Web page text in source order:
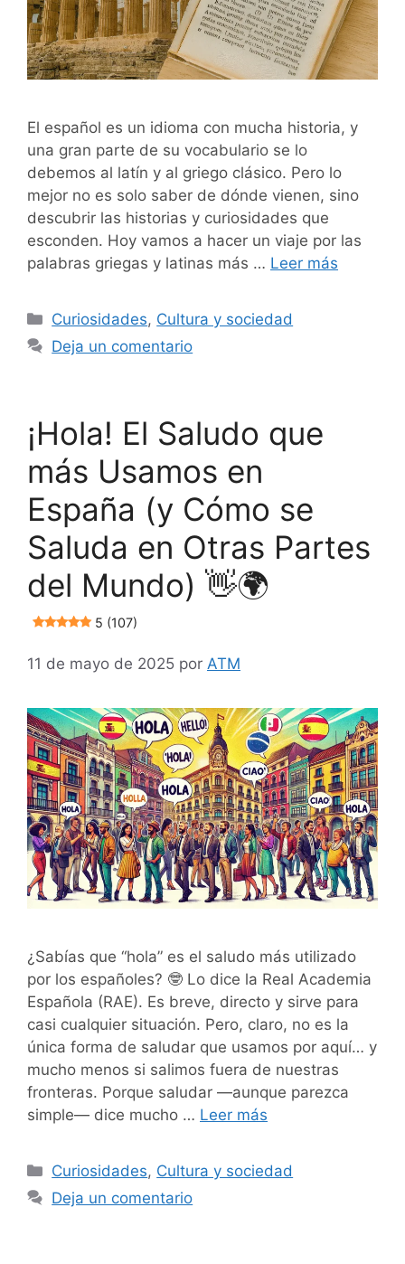
El español es un idioma con mucha historia, y
una gran parte de su vocabulario se lo
debemos al latín y al griego clásico. Pero lo
mejor no es solo saber de dónde vienen, sino
descubrir las historias y curiosidades que
esconden. Hoy vamos a hacer un viaje por las
palabras griegas y latinas más … Leer más
Categorías
Curiosidades, Cultura y sociedad
Deja un comentario
¡Hola! El Saludo que
más Usamos en
España (y Cómo se
Saluda en Otras Partes
del Mundo) 👋🌍
5 (107)
11 de mayo de 2025 por ATM
¿Sabías que “hola” es el saludo más utilizado
por los españoles? 🤓 Lo dice la Real Academia
Española (RAE). Es breve, directo y sirve para
casi cualquier situación. Pero, claro, no es la
única forma de saludar que usamos por aquí… y
mucho menos si salimos fuera de nuestras
fronteras. Porque saludar —aunque parezca
simple— dice mucho … Leer más
Categorías
Curiosidades, Cultura y sociedad
Deja un comentario